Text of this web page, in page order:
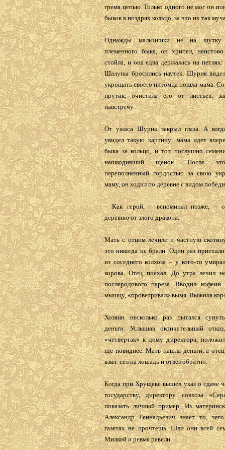
гремя цепью. Только одного не мог он
быков в ноздрях кольцо, за что их так
Однажды мальчишки не на шутку
племенного быка, он хрипел,
стойла, и она едва держалась на петлях:
Шалуны бросились наутек. Шурик
укрощать своего питомца пошла мама.
прутик, очистила его от листьев,
навстречу.
От ужаса Шурик закрыл глаза. А
увидел такую картину: мама идет
быка за кольцо, и тот послушно
нашкодивший щенок. После
переполненный гордостью за свою
маму, он ходил по деревне с видом
– Как герой, – вспоминал позже, –
деревню от злого дракона.
Мать с отцом лечили и частную
это никогда не брали. Один раз
из соседнего колхоза – у кого-то
корова. Отец поехал. До утра лечил
послеродового пареза. Вводил
мышцу, «проветривал» вымя. Выжила
Хозяин несколько раз пытался
деньги. Услышав окончательный
«четвертак» к дому директора,
где повиднее. Мать нашла деньги, а
взял: сел на лошадь и отвез обратно.
Когда при Хрущеве вышел указ о сдаче
государству, директору совхоза
показать личный пример. Из
Александр Геннадьевич знает то,
газетах не прочтешь. Шли они всей
Милкой и ревмя ревели.